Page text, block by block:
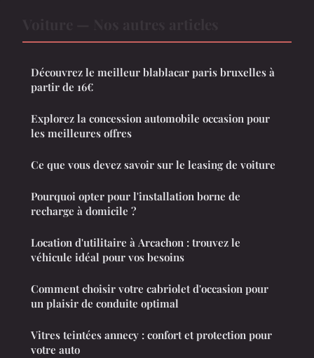
Découvrez le meilleur blablacar paris bruxelles à
partir de 16€
Explorez la concession automobile occasion pour
les meilleures offres
Ce que vous devez savoir sur le leasing de voiture
Pourquoi opter pour l'installation borne de
recharge à domicile ?
Location d'utilitaire à Arcachon : trouvez le
véhicule idéal pour vos besoins
Comment choisir votre cabriolet d'occasion pour
un plaisir de conduite optimal
Vitres teintées annecy : confort et protection pour
votre auto